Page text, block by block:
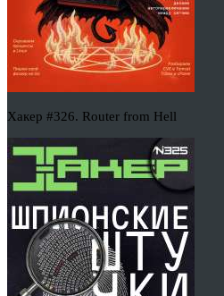
Хакер #326. Router from Hell